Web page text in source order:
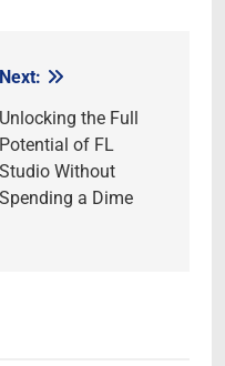
Next:
Unlocking the Full
Potential of FL
Studio Without
Spending a Dime